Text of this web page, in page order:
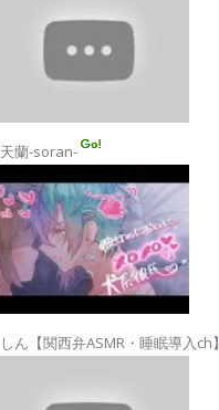
天蘭-soran-
しん【関西弁ASMR・睡眠導入ch】